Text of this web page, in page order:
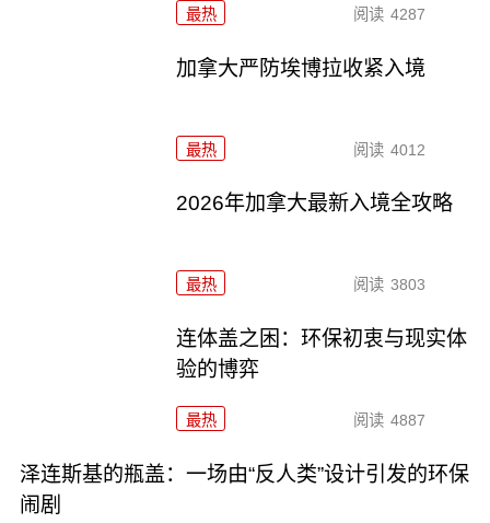
最热 阅读 4287
加拿大严防埃博拉收紧入境
最热 阅读 4012
2026年加拿大最新入境全攻略
最热 阅读 3803
连体盖之困：环保初衷与现实体
验的博弈
最热 阅读 4887
泽连斯基的瓶盖：一场由“反人类”设计引发的环保
闹剧